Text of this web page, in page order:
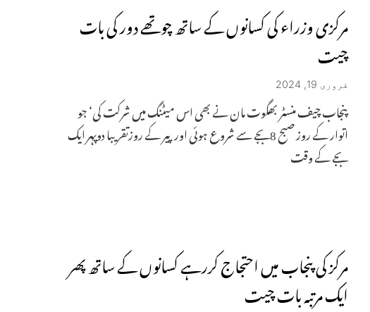
مرکزی وزراء کی کسانوں کے ساتھ چوتھے دور کی بات
چیت
فروری 19, 2024
پنجاب چیف منسٹر بھگوت مان نے بھی اس میٹنگ میں شرکت کی‘ جو
اتوار کے روز صبح 8بجے سے شروع ہوئی اور پیر کے روزتقریبا دوپہر ایک
بجے کے وقت
مرکز کی پنجاب میں احتجاج کررہے کسانوں کے ساتھ پھر
ایک مرتبہ بات چیت